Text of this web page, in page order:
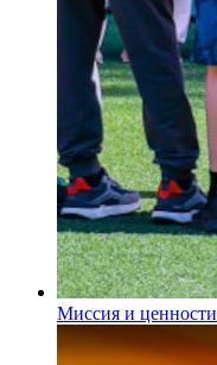
Миссия и ценности